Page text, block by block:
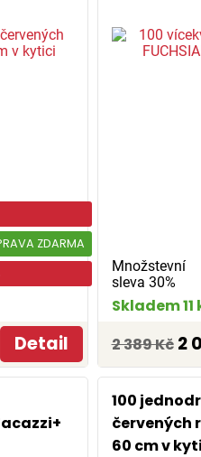
ZDARMA
Detail
Množstevní
sleva 30%
Skladem 11
2 389 Kč 2
100
červených
60 cm v